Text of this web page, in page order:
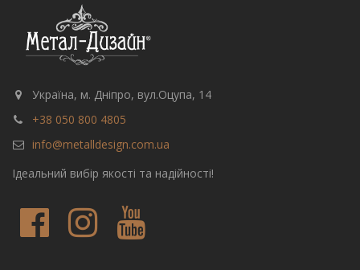
Україна, м. Дніпро, вул.Оцупа, 14
+38 050 800 4805
info@metalldesign.com.ua
Ідеальний вибір якості та надійності!